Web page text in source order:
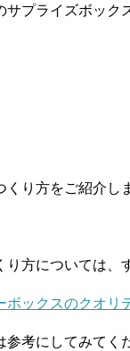
プライズボック
り方をご紹介し
方については、
ックスのクオリ
考にしてみてく